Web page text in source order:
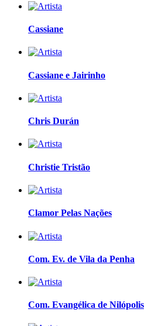
Cassiane
Cassiane e Jairinho
Chris Durán
Christie Tristão
Clamor Pelas Nações
Com. Ev. de Vila da Penha
Com. Evangélica de Nilópolis